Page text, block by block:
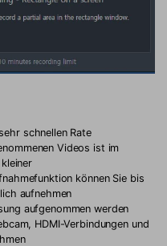
schnellen Rate
Videos ist im
können Sie bis
aufnehmen
aufgenommen werden
HDMI-Verbindungen und